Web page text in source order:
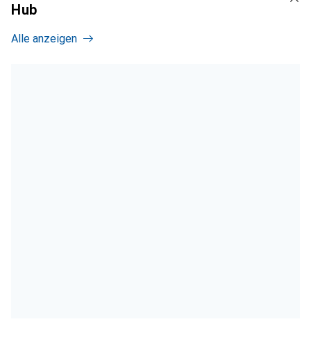
Hub
Alle anzeigen